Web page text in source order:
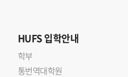
HUFS입학안내
학부
통번역대학원